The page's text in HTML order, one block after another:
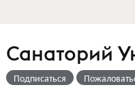
Санаторий
Подписаться